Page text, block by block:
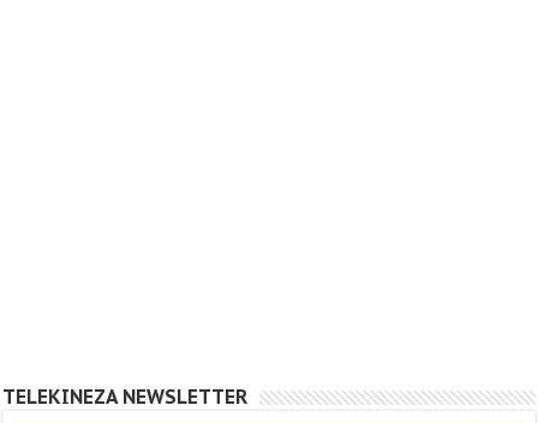
TELEKINEZA NEWSLETTER